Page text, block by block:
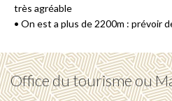
très agréable
• On est a plus de 2200m : prévoir
Office du tourisme ou